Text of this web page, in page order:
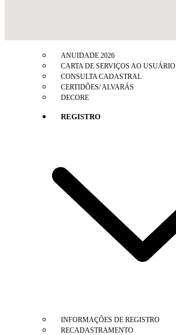
ANUIDADE 2026
CARTA DE SERVIÇOS AO USUÁRIO
CONSULTA CADASTRAL
CERTIDÕES/ ALVARÁS
DECORE
REGISTRO
INFORMAÇÕES DE REGISTRO
RECADASTRAMENTO